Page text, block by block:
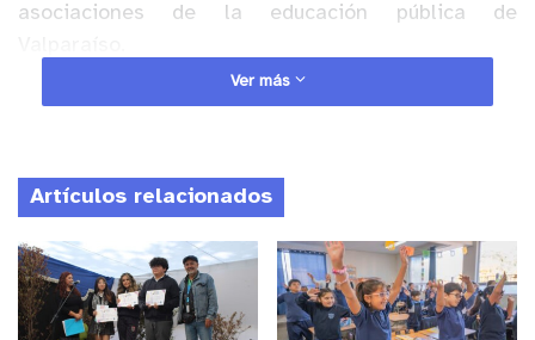
asociaciones de la educación pública de
Durante la ceremonia de inauguración, se
Jesús Arancibia, Presidente del Centro de
Estudiantes y Karla Rojas, presidenta del Centro
General de Padres, Madres y Apoderados, quienes
estaban felices con sus nuevas instalaciones.
Anuncio Patrocinado
Ver más
Artículos relacionados